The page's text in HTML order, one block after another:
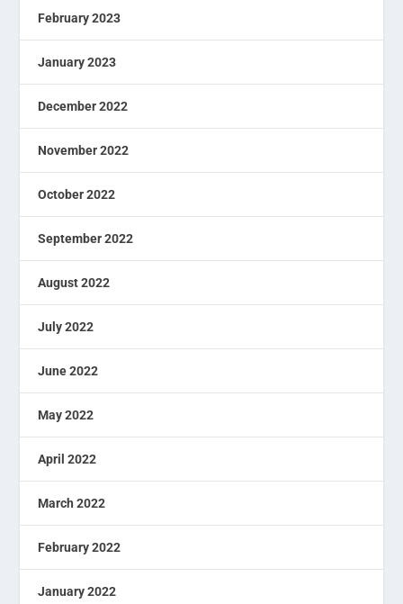
February 2023
January 2023
December 2022
November 2022
October 2022
September 2022
August 2022
July 2022
June 2022
May 2022
April 2022
March 2022
February 2022
January 2022